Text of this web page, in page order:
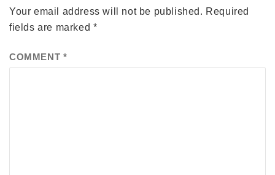
Your email address will not be published. Required
fields are marked *
COMMENT *